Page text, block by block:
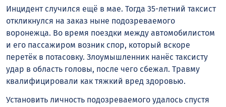
Инцидент случился ещё в мае. Тогда 35-летний таксист
откликнулся на заказ ныне подозреваемого
воронежца. Во время поездки между автомобилистом
и его пассажиром возник спор, который вскоре
перетёк в потасовку. Злоумышленник нанёс таксисту
удар в область головы, после чего сбежал. Травму
квалифицировали как тяжкий вред здоровью.
Установить личность подозреваемого удалось спустя